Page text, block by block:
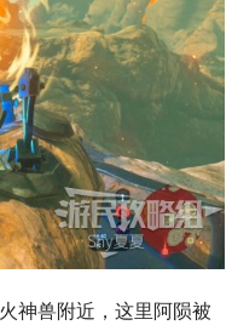
神兽附近，这里阿陨被